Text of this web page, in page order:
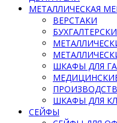
МЕТАЛЛИЧЕСКАЯ
ВЕРСТАКИ
ШКАФЫ ДЛЯ
ШКАФЫ ДЛЯ
СЕЙФЫ